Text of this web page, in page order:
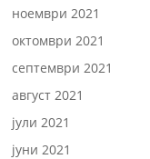
ноември 2021
октомври 2021
септември 2021
август 2021
јули 2021
јуни 2021